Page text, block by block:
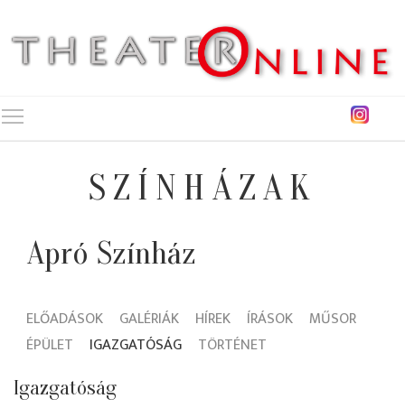
SZÍNHÁZAK
Apró Színház
ELŐADÁSOK GALÉRIÁK HÍREK ÍRÁSOK
MŰSOR
ÉPÜLET
IGAZGATÓSÁG TÖRTÉNET
Igazgatóság